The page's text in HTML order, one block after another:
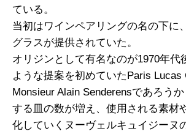
ている。
当初はワインペアリングの名の下に
グラスが提供されていた。
オリジンとして有名なのが1970年代
ような提案を初めていたParis Lucas
Monsieur Alain Senderensであろう
する皿の数が増え、使用される素材
化していくヌーヴェルキュイジーヌ